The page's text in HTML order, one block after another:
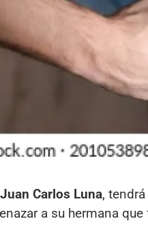
Juan Carlos Luna,
a su hermana